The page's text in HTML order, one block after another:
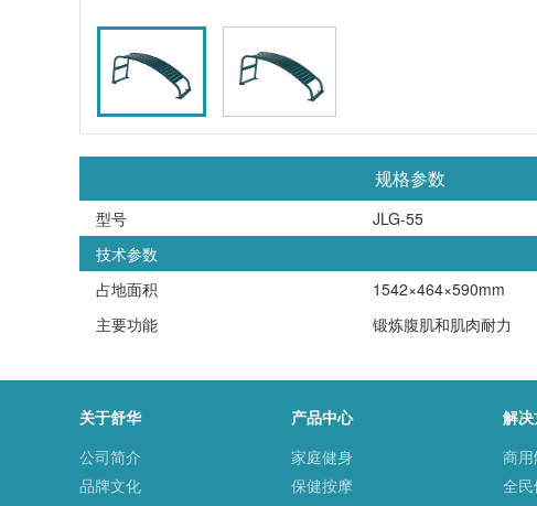
规格参数
型号
JLG-55
技术参数
占地面积
1542×464×590mm
主要功能
锻炼腹肌和肌肉耐力
关于舒华
公司简介
品牌文化
产品中心
家庭健身
保健按摩
解
商
全